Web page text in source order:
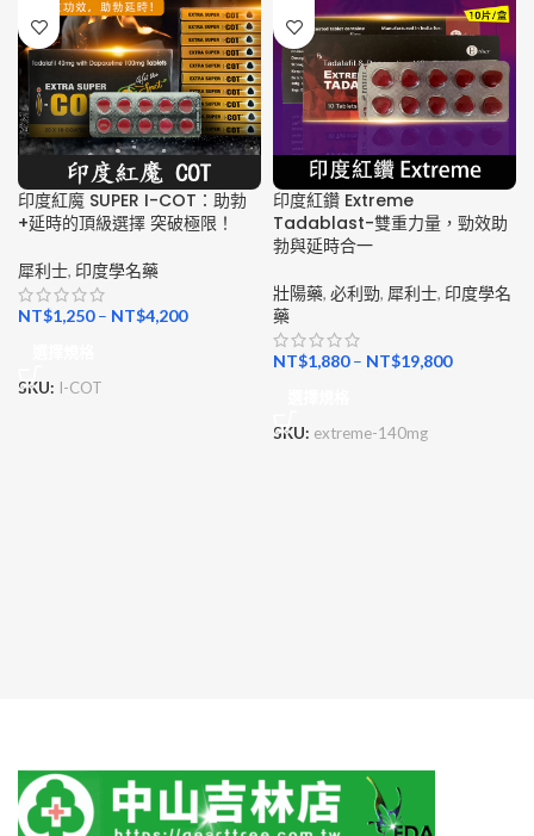
印度紅魔 SUPER I-COT：助勃
+延時的頂級選擇 突破極限！
犀利士, 印度學名藥
NT$1,250– NT$4,200
SKU: I-COT
印度紅鑽 Extreme
Tadablast-雙重力量，勁效助
勃與延時合一
壯陽藥, 必利勁, 犀利士, 印度學名
藥
NT$1,880– NT$19,800
SKU: extreme-140mg